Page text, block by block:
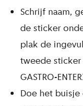
Schrijf naam,
de sticker
plak de
tweede
GASTRO-
Doe het